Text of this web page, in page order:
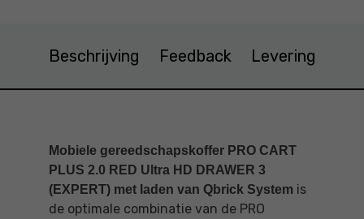
Beschrijving Feedback Levering
Mobiele gereedschapskoffer PRO CART
PLUS 2.0 RED Ultra HD DRAWER 3
(EXPERT) met laden van Qbrick System is
de optimale combinatie van de PRO